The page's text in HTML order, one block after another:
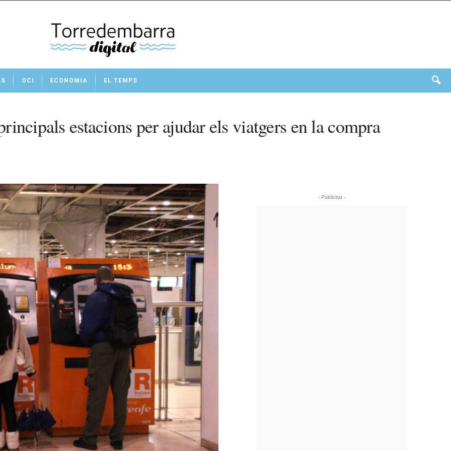
OCI ECONOMIA EL TEMPS
estacions per ajudar els viatgers en la compra
- Publicitat -